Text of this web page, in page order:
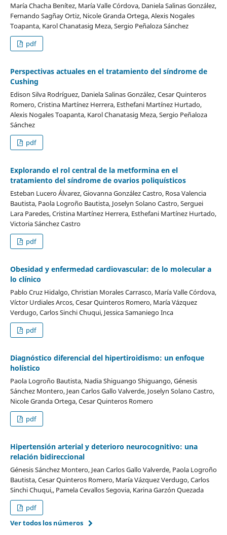
María Chacha Benítez, María Valle Córdova, Daniela Salinas González,
Fernando Sagñay Ortiz, Nicole Granda Ortega, Alexis Nogales
Toapanta, Karol Chanatasig Meza, Sergio Peñaloza Sánchez
pdf
Perspectivas actuales en el tratamiento del síndrome de
Cushing
Edison Silva Rodríguez, Daniela Salinas González, Cesar Quinteros
Romero, Cristina Martínez Herrera, Esthefani Martínez Hurtado,
Alexis Nogales Toapanta, Karol Chanatasig Meza, Sergio Peñaloza
Sánchez
pdf
Explorando el rol central de la metformina en el
tratamiento del síndrome de ovarios poliquísticos
Esteban Lucero Álvarez, Giovanna González Castro, Rosa Valencia
Bautista, Paola Logroño Bautista, Joselyn Solano Castro, Serguei
Lara Paredes, Cristina Martínez Herrera, Esthefani Martínez Hurtado,
Victoria Sánchez Castro
pdf
Obesidad y enfermedad cardiovascular: de lo molecular a
lo clínico
Pablo Cruz Hidalgo, Christian Morales Carrasco, María Valle Córdova,
Víctor Urdiales Arcos, Cesar Quinteros Romero, María Vázquez
Verdugo, Carlos Sinchi Chuqui, Jessica Samaniego Inca
pdf
Diagnóstico diferencial del hipertiroidismo: un enfoque
holístico
Paola Logroño Bautista, Nadia Shiguango Shiguango, Génesis
Sánchez Montero, Jean Carlos Gallo Valverde, Joselyn Solano Castro,
Nicole Granda Ortega, Cesar Quinteros Romero
pdf
Hipertensión arterial y deterioro neurocognitivo: una
relación bidireccional
Génesis Sánchez Montero, Jean Carlos Gallo Valverde, Paola Logroño
Bautista, Cesar Quinteros Romero, María Vázquez Verdugo, Carlos
Sinchi Chuqui,, Pamela Cevallos Segovia, Karina Garzón Quezada
pdf
Ver todos los números